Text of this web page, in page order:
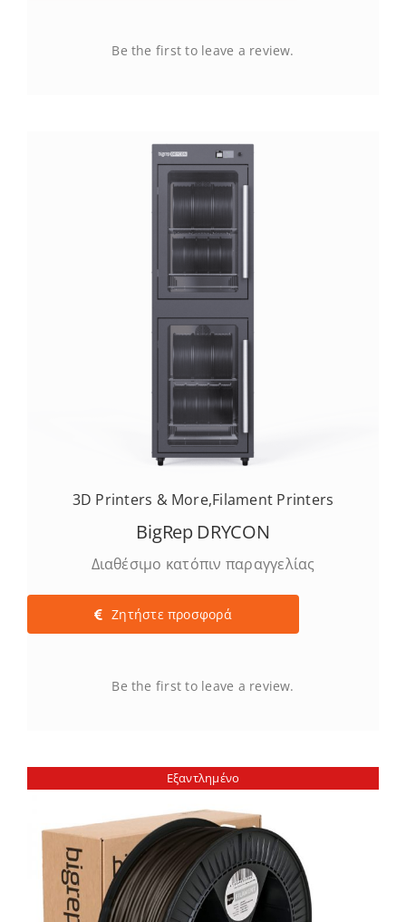
Be the first to leave a review.
3D Printers & More,Filament Printers
BigRep DRYCON
Διαθέσιμο κατόπιν παραγγελίας
Ζητήστε προσφορά
Be the first to leave a review.
Εξαντλημένο